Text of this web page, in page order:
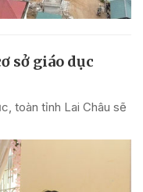
sở giáo dục
toàn tỉnh Lai Châu sẽ